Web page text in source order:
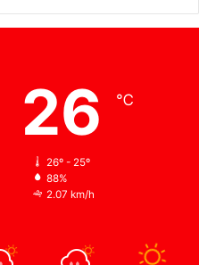
26 ℃
26º - 25º
88%
2.07 km/h